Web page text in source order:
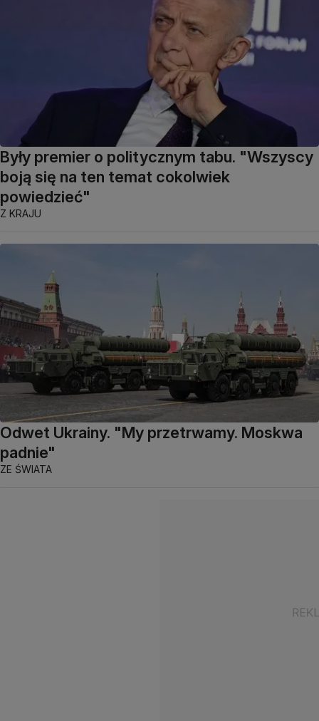
Były premier o politycznym tabu. "Wszyscy
boją się na ten temat cokolwiek
powiedzieć"
Z KRAJU
Odwet Ukrainy. "My przetrwamy. Moskwa
padnie"
ZE ŚWIATA